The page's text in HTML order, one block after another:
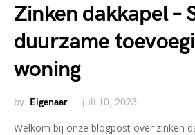
Zinken dakkapel –
duurzame
woning
by Eigenaar juli 10, 2023
Welkom bij onze blogpost over zinken